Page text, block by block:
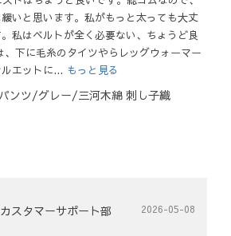
いと思います。私がもっと太っても大丈
私はベルトが全く必要ない、ちょうど良
、下に毛糸のタイツやらレッグウォーマー
エットに... もっと見る
ンツ/グレー/三河木綿 刺し子織
スタマーサポート部 2026-05-08